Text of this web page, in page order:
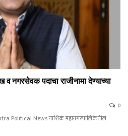
नगरसेवक पदाचा राजीनामा देण्याच्या
0
Political News नाशिक महानगरपालिकेतील